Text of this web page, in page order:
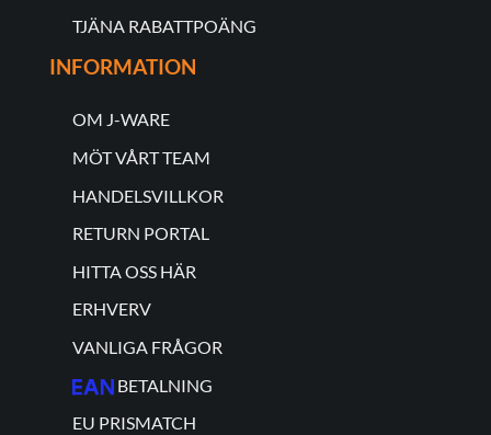
TJÄNA RABATTPOÄNG
INFORMATION
OM J-WARE
MÖT VÅRT TEAM
HANDELSVILLKOR
RETURN PORTAL
HITTA OSS HÄR
ERHVERV
VANLIGA FRÅGOR
BETALNING
EU PRISMATCH